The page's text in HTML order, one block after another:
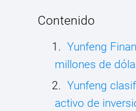
Contenido
Yunfeng
millones de
Yunfeng
activo de